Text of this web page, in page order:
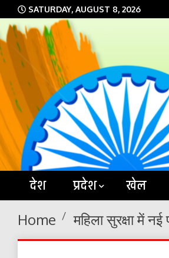
Skip
to
content
SATURDAY, AUGUST 8, 2026
देश प्रदेश खेल
Home महिला सुरक्षा में